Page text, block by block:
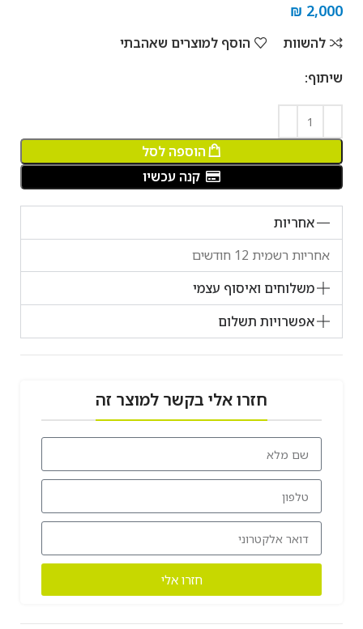
₪ 2,000
להשוות
הוסף למוצרים שאהבתי
שיתוף:
הוספה לסל
קנה עכשיו
אחריות
אחריות רשמית 12 חודשים
משלוחים ואיסוף עצמי
אפשרויות תשלום
חזרו אלי בקשר למוצר זה
חזרו אלי